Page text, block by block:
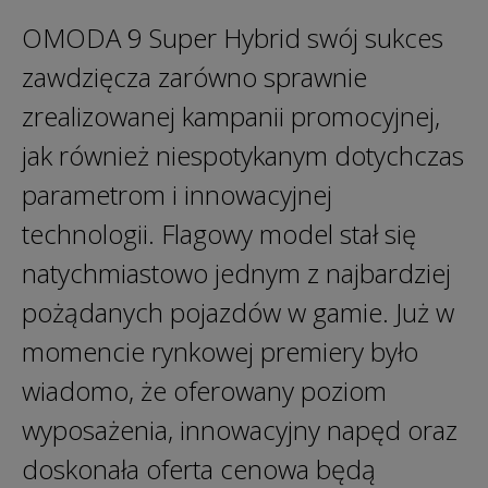
OMODA 9 Super Hybrid swój sukces
zawdzięcza zarówno sprawnie
zrealizowanej kampanii promocyjnej,
jak również niespotykanym dotychczas
parametrom i innowacyjnej
technologii. Flagowy model stał się
natychmiastowo jednym z najbardziej
pożądanych pojazdów w gamie. Już w
momencie rynkowej premiery było
wiadomo, że oferowany poziom
wyposażenia, innowacyjny napęd oraz
doskonała oferta cenowa będą